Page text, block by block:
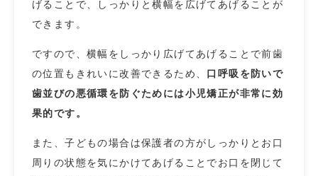
げることで、しっかりと横幅を広げてあげることが
できます。
ですので、横幅をしっかり広げてあげることで前歯
の位置もきれいに改善できるため、 口呼吸を防いで
歯並びの悪循環を防ぐためには小児矯正が非常に効
果的です。
また、子どもの場合は保護者の方がしっかりとお口
周りの状態を気にかけてあげることでお口を閉じて